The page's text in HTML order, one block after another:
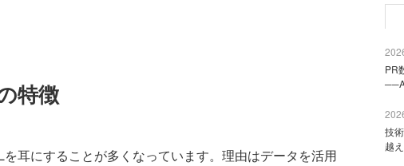
特徴
耳にすることが多くなっています。理由はデータを活用
PR
技
越